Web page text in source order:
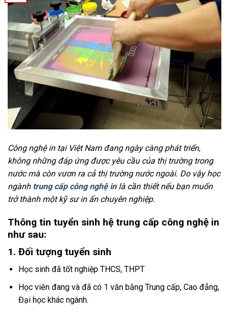
Công nghệ in tại Việt Nam đang ngày càng phát triển,
không những đáp ứng được yêu cầu của thị trường trong
nước mà còn vươn ra cả thị trường nước ngoài. Do vậy học
ngành trung cấp công nghệ in là cần thiết nếu bạn muốn
trở thành một kỹ sư in ấn chuyên nghiệp.
Thông tin tuyển sinh hệ trung cấp công nghệ in
như sau:
1. Đối tượng tuyển sinh
Học sinh đã tốt nghiệp THCS, THPT
Học viên đang và đã có 1 văn bằng Trung cấp, Cao đẳng,
Đại học khác ngành.